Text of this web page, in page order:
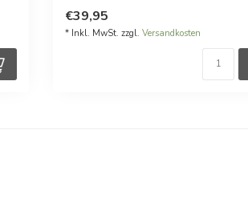
€39,95
* Inkl. MwSt. zzgl. Versandkosten